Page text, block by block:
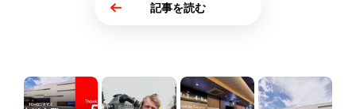
記事を読む